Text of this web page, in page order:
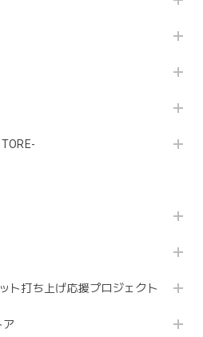
ト打ち上げ応援プロジェクト
ア